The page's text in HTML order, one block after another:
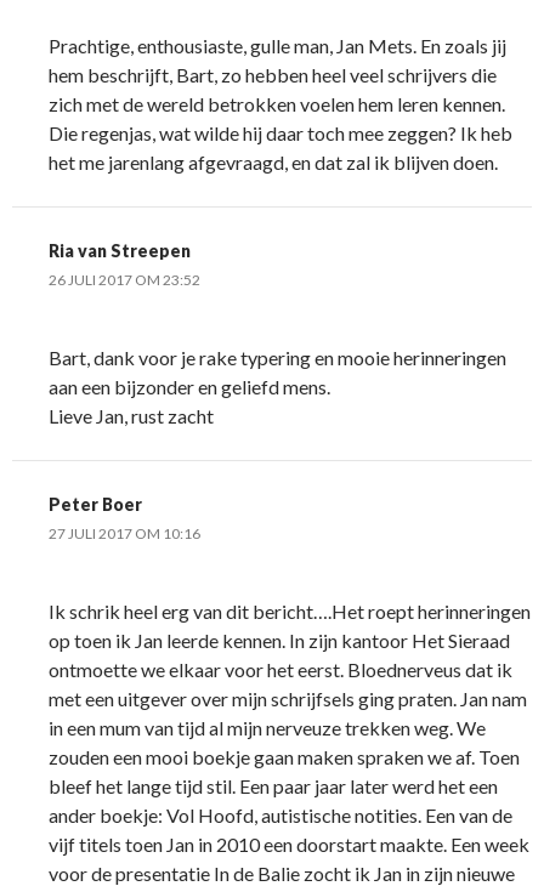
Prachtige, enthousiaste, gulle man, Jan Mets. En zoals jij
hem beschrijft, Bart, zo hebben heel veel schrijvers die
zich met de wereld betrokken voelen hem leren kennen.
Die regenjas, wat wilde hij daar toch mee zeggen? Ik heb
het me jarenlang afgevraagd, en dat zal ik blijven doen.
Ria van Streepen
26 JULI 2017 OM 23:52
Bart, dank voor je rake typering en mooie herinneringen
aan een bijzonder en geliefd mens.
Lieve Jan, rust zacht
Peter Boer
27 JULI 2017 OM 10:16
Ik schrik heel erg van dit bericht….Het roept herinneringen
op toen ik Jan leerde kennen. In zijn kantoor Het Sieraad
ontmoette we elkaar voor het eerst. Bloednerveus dat ik
met een uitgever over mijn schrijfsels ging praten. Jan nam
in een mum van tijd al mijn nerveuze trekken weg. We
zouden een mooi boekje gaan maken spraken we af. Toen
bleef het lange tijd stil. Een paar jaar later werd het een
ander boekje: Vol Hoofd, autistische notities. Een van de
vijf titels toen Jan in 2010 een doorstart maakte. Een week
voor de presentatie In de Balie zocht ik Jan in zijn nieuwe